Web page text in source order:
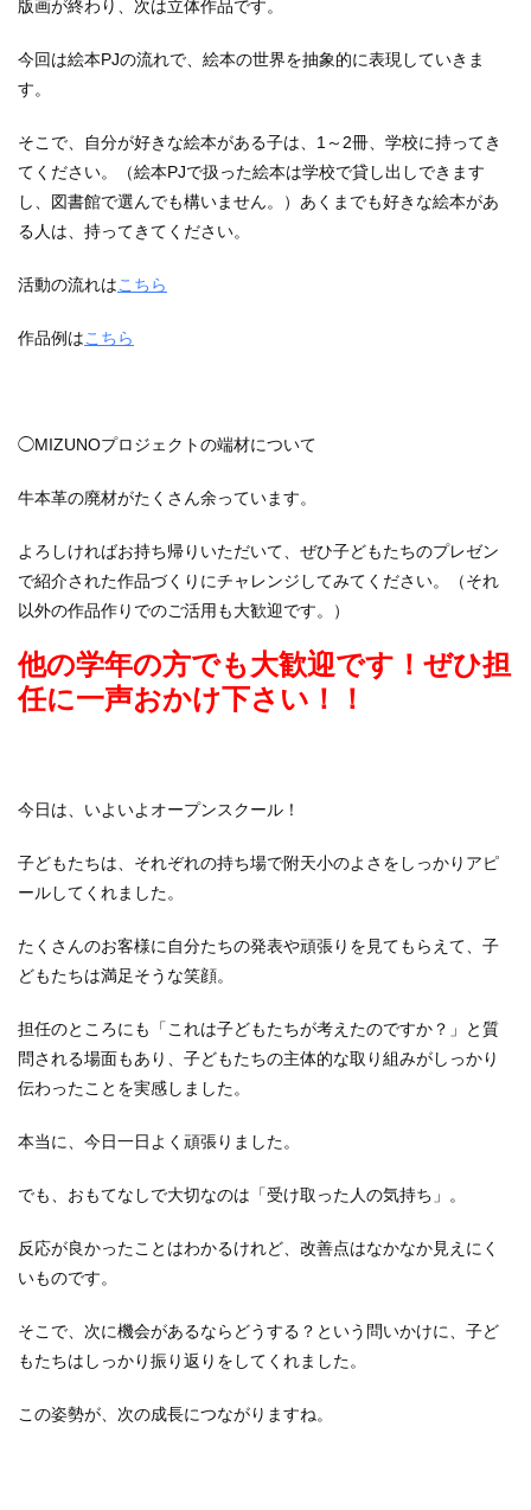
版画が終わり、次は立体作品です。
今回は絵本PJの流れで、絵本の世界を抽象的に表現していきま
す。
そこで、自分が好きな絵本がある子は、1～2冊、学校に持ってき
てください。（絵本PJで扱った絵本は学校で貸し出しできます
し、図書館で選んでも構いません。）あくまでも好きな絵本があ
る人は、持ってきてください。
活動の流れはこちら
作品例はこちら
◯MIZUNOプロジェクトの端材について
牛本革の廃材がたくさん余っています。
よろしければお持ち帰りいただいて、ぜひ子どもたちのプレゼン
で紹介された作品づくりにチャレンジしてみてください。（それ
以外の作品作りでのご活用も大歓迎です。）
他の学年の方でも大歓迎です！ぜひ担
任に一声おかけ下さい！！
今日は、いよいよオープンスクール！
子どもたちは、それぞれの持ち場で附天小のよさをしっかりアピ
ールしてくれました。
たくさんのお客様に自分たちの発表や頑張りを見てもらえて、子
どもたちは満足そうな笑顔。
担任のところにも「これは子どもたちが考えたのですか？」と質
問される場面もあり、子どもたちの主体的な取り組みがしっかり
伝わったことを実感しました。
本当に、今日一日よく頑張りました。
でも、おもてなしで大切なのは「受け取った人の気持ち」。
反応が良かったことはわかるけれど、改善点はなかなか見えにく
いものです。
そこで、次に機会があるならどうする？という問いかけに、子ど
もたちはしっかり振り返りをしてくれました。
この姿勢が、次の成長につながりますね。